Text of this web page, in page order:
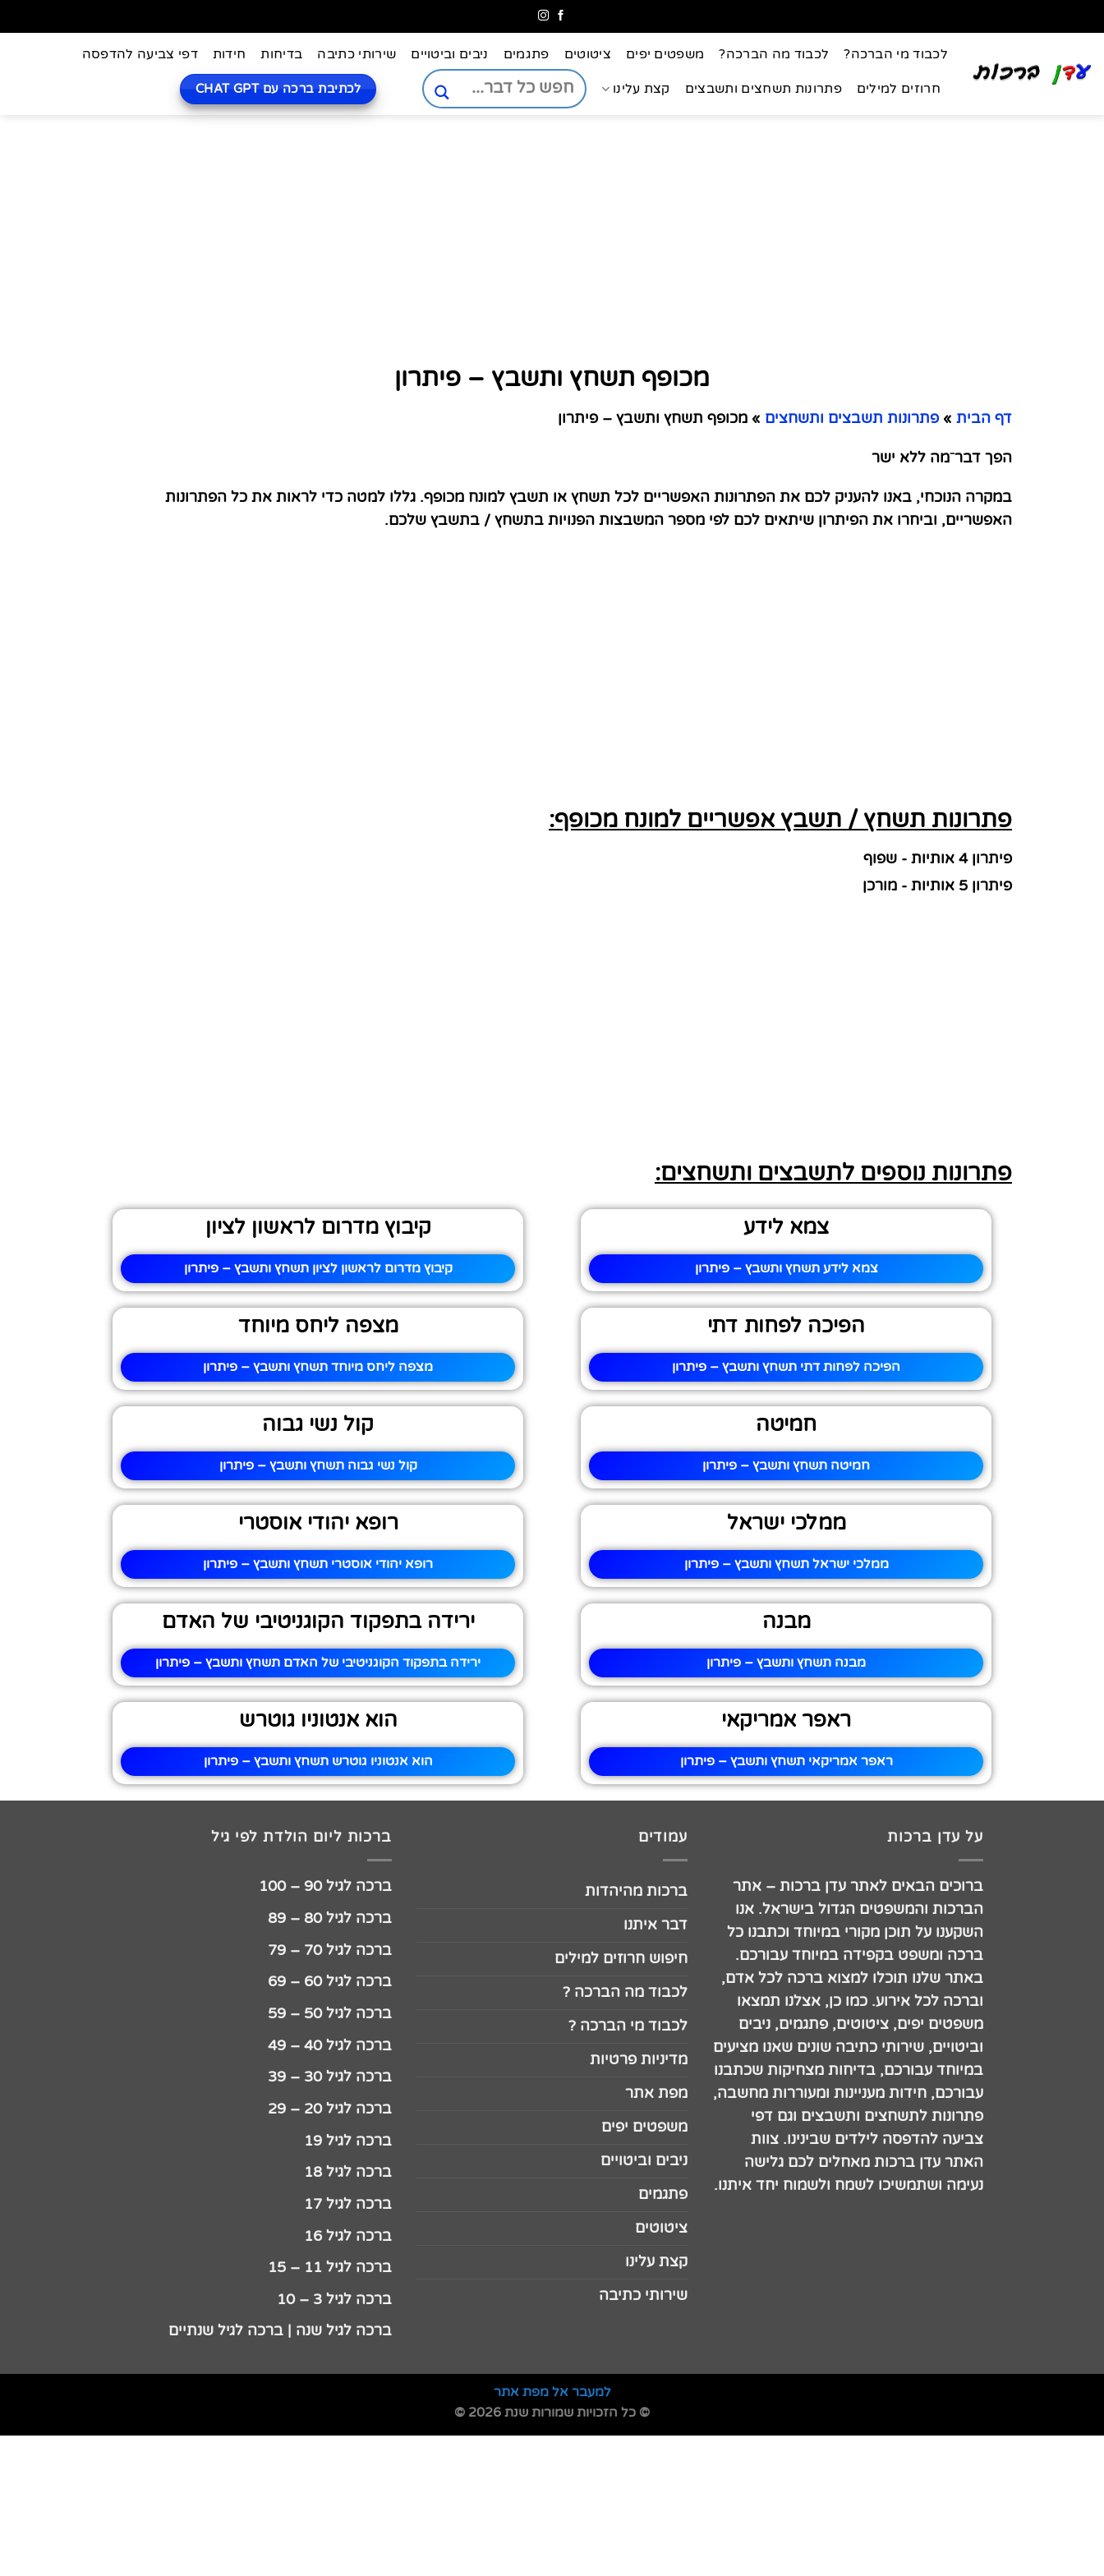
לכבוד מי הברכה? לכבוד מה הברכה? משפטים יפים ציטוטים פתגמים ניבים וביטויים שירותי כתיבה בדיחות חידות דפי צביעה להדפסה
חרוזים למילים פתרונות תשחצים ותשבצים קצת עלינו לכתיבת ברכה עם CHAT GPT
מכופף תשחץ ותשבץ – פיתרון
דף הבית » פתרונות תשבצים ותשחצים » מכופף תשחץ ותשבץ – פיתרון
הפך דבר⁻מה ללא ישר
במקרה הנוכחי, באנו להעניק לכם את הפתרונות האפשריים לכל תשחץ או תשבץ למונח מכופף. גללו למטה כדי לראות את כל הפתרונות
האפשריים, וביחרו את הפיתרון שיתאים לכם לפי מספר המשבצות הפנויות בתשחץ / בתשבץ שלכם.
פתרונות תשחץ / תשבץ אפשריים למונח מכופף:
פיתרון 4 אותיות - שפוף
פיתרון 5 אותיות - מורכן
פתרונות נוספים לתשבצים ותשחצים:
צמא לידע
צמא לידע תשחץ ותשבץ – פיתרון
קיבוץ מדרום לראשון לציון
קיבוץ מדרום לראשון לציון תשחץ ותשבץ – פיתרון
הפיכה לפחות דתי
הפיכה לפחות דתי תשחץ ותשבץ – פיתרון
מצפה ליחס מיוחד
מצפה ליחס מיוחד תשחץ ותשבץ – פיתרון
חמיטה
חמיטה תשחץ ותשבץ – פיתרון
קול נשי גבוה
קול נשי גבוה תשחץ ותשבץ – פיתרון
ממלכי ישראל
ממלכי ישראל תשחץ ותשבץ – פיתרון
רופא יהודי אוסטרי
רופא יהודי אוסטרי תשחץ ותשבץ – פיתרון
מבנה
מבנה תשחץ ותשבץ – פיתרון
ירידה בתפקוד הקוגניטיבי של האדם
ירידה בתפקוד הקוגניטיבי של האדם תשחץ ותשבץ – פיתרון
ראפר אמריקאי
ראפר אמריקאי תשחץ ותשבץ – פיתרון
הוא אנטוניו גוטרש
הוא אנטוניו גוטרש תשחץ ותשבץ – פיתרון
על עדן ברכות
ברוכים הבאים לאתר עדן ברכות – אתר
הברכות והמשפטים הגדול בישראל. אנו
השקענו על תוכן מקורי במיוחד וכתבנו כל
ברכה ומשפט בקפידה במיוחד עבורכם.
באתר שלנו תוכלו למצוא ברכה לכל אדם,
וברכה לכל אירוע. כמו כן, אצלנו תמצאו
משפטים יפים, ציטוטים, פתגמים, ניבים
וביטויים, שירותי כתיבה שונים שאנו מציעים
במיוחד עבורכם, בדיחות מצחיקות שכתבנו
עבורכם, חידות מעניינות ומעוררות מחשבה,
פתרונות לתשחצים ותשבצים וגם דפי
צביעה להדפסה לילדים שבינינו. צוות
האתר עדן ברכות מאחלים לכם גלישה
נעימה ושתמשיכו לשמח ולשמוח יחד איתנו.
עמודים
ברכות מהיהדות
דבר איתנו
חיפוש חרוזים למילים
לכבוד מה הברכה ?
לכבוד מי הברכה ?
מדיניות פרטיות
מפת אתר
משפטים יפים
ניבים וביטויים
פתגמים
ציטוטים
קצת עלינו
שירותי כתיבה
ברכות ליום הולדת לפי גיל
ברכה לגיל 90 – 100
ברכה לגיל 80 – 89
ברכה לגיל 70 – 79
ברכה לגיל 60 – 69
ברכה לגיל 50 – 59
ברכה לגיל 40 – 49
ברכה לגיל 30 – 39
ברכה לגיל 20 – 29
ברכה לגיל 19
ברכה לגיל 18
ברכה לגיל 17
ברכה לגיל 16
ברכה לגיל 11 – 15
ברכה לגיל 3 – 10
ברכה לגיל שנה | ברכה לגיל שנתיים
למעבר אל מפת אתר
© כל הזכויות שמורות שנת 2026 ©